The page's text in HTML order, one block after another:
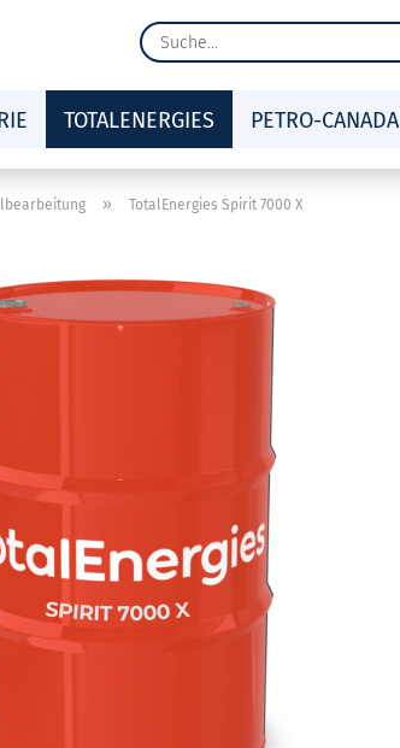
TOTALENERGIES PETRO-CANADA
» TotalEnergies Spirit 7000 X